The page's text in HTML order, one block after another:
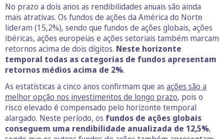
No prazo a dois anos as rendibilidades anuais são ainda
mais atrativas. Os fundos de ações da América do Norte
lideram (15,2%), sendo que fundos de ações globais, ações
ibéricas, ações europeias e ações setoriais também marcam
retornos acima de dois dígitos. Neste horizonte
temporal todas as categorias de fundos apresentam
retornos médios acima de 2%.
As estatísticas a cinco anos confirmam que as ações são a
melhor opção nos investimentos de longo prazo, pois o
risco elevado é compensado pelo horizonte temporal
alargado. Neste período, os fundos de ações globais
conseguem uma rendibilidade anualizada de 12,5%,